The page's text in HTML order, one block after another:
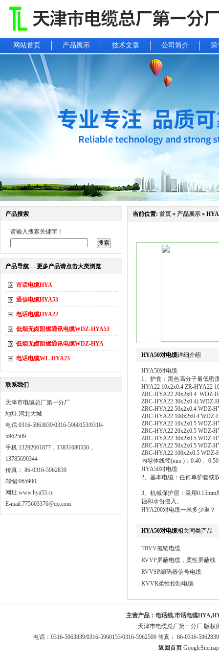
网站首页 产品展示 技术文章 公司简介 荣
产品搜索
请输入搜索关键字！
产品导航----更多产品请点击大类浏览
市话电缆HYA
通信电缆HYA53
电话电缆HYA22
低烟无卤阻燃通讯电缆WDZ-HYA53
低烟无卤阻燃通讯电缆WDZ-HYA
电话电缆WL-HYA23
联系我们
天津市电缆总厂第一分厂
地址:河北大城
电话:0316-5963839/0316-5960153/0316-
5962509
手机:13292661877，13831680550，
13785690344
传真： 86-0316-5962839
邮编:065900
网址:www.hya53.cc
E-mail:775603376@qq.com
当前位置: 首页 > 产品展示 >
HYA50对电缆详细介绍
HYA50对电缆
1、护套：黑色高分子量低密
HYA22 10x2x0.4 ZR-HYA22
ZRC-HYA22 20x2x0.4 WDZ-
ZRC-HYA22 30x2x0.4) WDZ-
ZRC-HYA22 50x2x0.4 WDZ-
ZRC-HYA22 100x2x0.4 WDZ-
ZRC-HYA22 10x2x0.5 WDZ-
ZRC-HYA22 20x2x0.5 WDZ-
ZRC-HYA22 30x2x0.5 WDZ-
ZRC-HYA22 50x2x0.5 WDZ-
ZRC-HYA22 100x2x0.5 WDZ-
内导体线径(mm )：0.40 、
HYA50对电缆
2、基本电缆：任何单护套或
3、机械保护层：采用
蚀和水份侵入。
HYA200对电缆一米多少重？
HYA50对电缆相关同类产品
TRVV拖链电缆
RVVP屏蔽电缆，柔性屏蔽线
RVVSP编码器信号电缆
KVVR柔性控制电缆
主营产品： 电话线,市话电缆
天津市电缆总厂第一分厂 版权
电话：0316-5963839/0316-5960153/0316-5962509 传真： 86-0316-
返回首页 GoogleSitemap